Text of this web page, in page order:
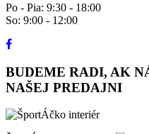
Po - Pia: 9:30 - 18:00
So: 9:00 - 12:00
BUDEME RADI, AK
NAŠEJ PREDAJNI